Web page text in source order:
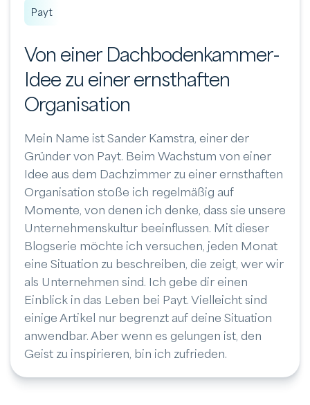
Payt
Von einer Dachbodenkammer-
Idee zu einer ernsthaften
Organisation
Mein Name ist Sander Kamstra, einer der
Gründer von Payt. Beim Wachstum von einer
Idee aus dem Dachzimmer zu einer ernsthaften
Organisation stoße ich regelmäßig auf
Momente, von denen ich denke, dass sie unsere
Unternehmenskultur beeinflussen. Mit dieser
Blogserie möchte ich versuchen, jeden Monat
eine Situation zu beschreiben, die zeigt, wer wir
als Unternehmen sind. Ich gebe dir einen
Einblick in das Leben bei Payt. Vielleicht sind
einige Artikel nur begrenzt auf deine Situation
anwendbar. Aber wenn es gelungen ist, den
Geist zu inspirieren, bin ich zufrieden.